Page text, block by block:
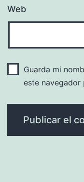
Web
Guarda mi
este navegador